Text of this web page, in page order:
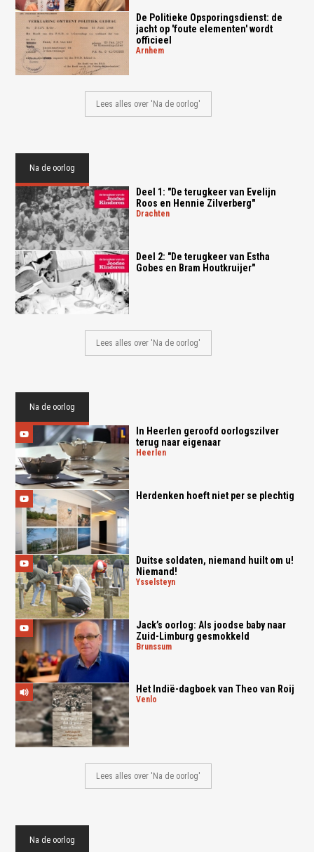
De Politieke Opsporingsdienst: de
jacht op 'foute elementen' wordt
officieel
arnhem
Lees alles over 'Na de oorlog'
Na de oorlog
Deel 1: "De terugkeer van Evelijn
Roos en Hennie Zilverberg"
drachten
Deel 2: "De terugkeer van Estha
Gobes en Bram Houtkruijer"
Lees alles over 'Na de oorlog'
Na de oorlog
In Heerlen geroofd oorlogszilver
terug naar eigenaar
heerlen
Herdenken hoeft niet per se plechtig
Duitse soldaten, niemand huilt om u!
Niemand!
ysselsteyn
Jack’s oorlog: Als joodse baby naar
Zuid-Limburg gesmokkeld
brunssum
Het Indië-dagboek van Theo van Roij
venlo
Lees alles over 'Na de oorlog'
Na de oorlog